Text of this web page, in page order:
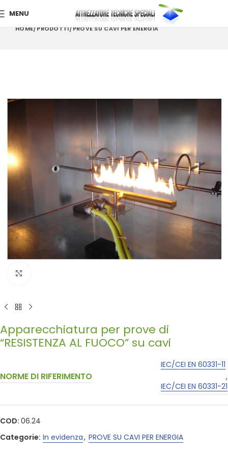
MENU
HOME PRODOTTI PROVE SU CAVI PER ENERGIA
Apparecchiatura per prove di
“RESISTENZA AL FUOCO” su cavi
NORME DI RIFERIMENTO
IEC/CEI EN 60331-11
,
IEC/CEI EN 60331-21
COD: 06.24
Categorie: In evidenza, PROVE SU CAVI PER ENERGIA